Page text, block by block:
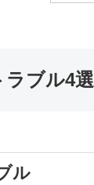
ラブル4選
ル